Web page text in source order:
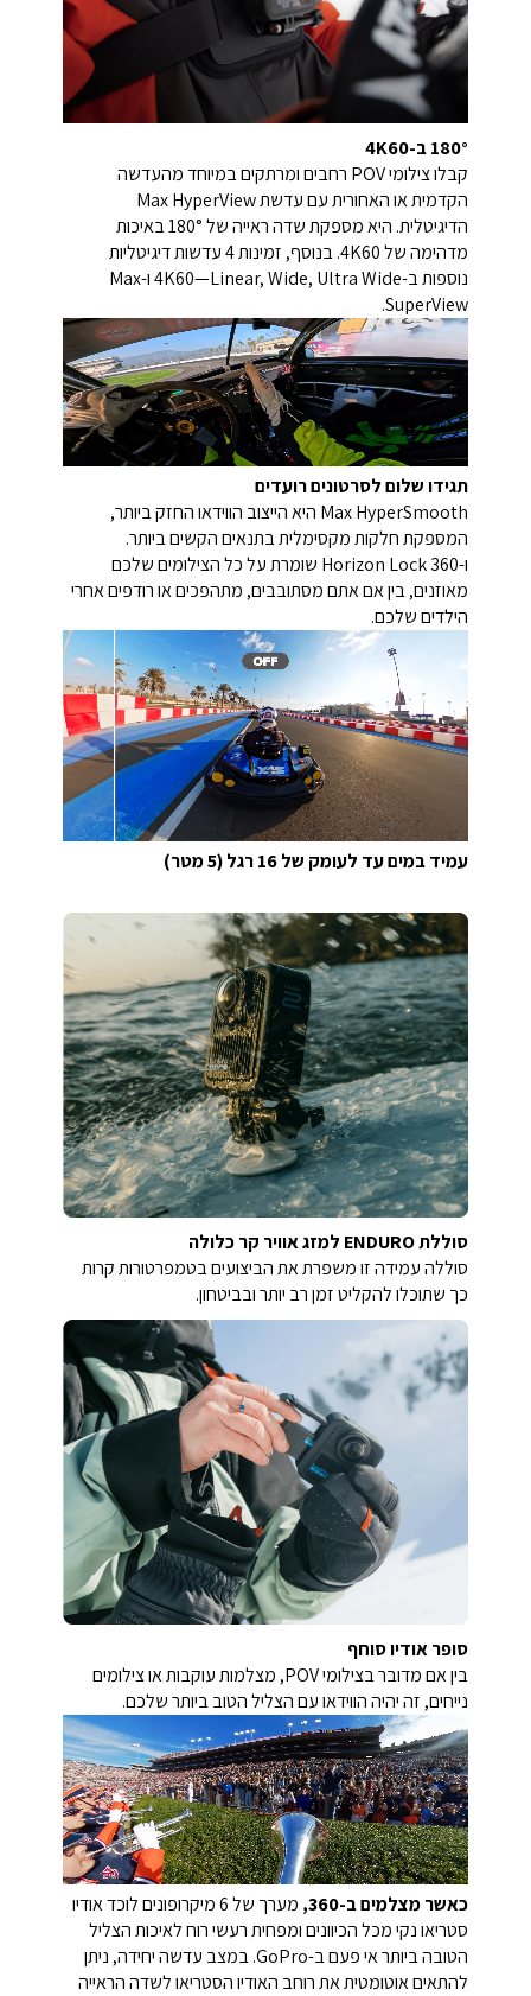
180° ב-4K60
קבלו צילומי POV רחבים ומרתקים במיוחד מהעדשה
הקדמית או האחורית עם עדשת Max HyperView
הדיגיטלית. היא מספקת שדה ראייה של 180° באיכות
מדהימה של 4K60. בנוסף, זמינות 4 עדשות דיגיטליות
נוספות ב-4K60—Linear, Wide, Ultra Wide ו-Max
SuperView.
תגידו שלום לסרטונים רועדים
Max HyperSmooth היא הייצוב הווידאו החזק ביותר,
המספקת חלקות מקסימלית בתנאים הקשים ביותר.
ו-360 Horizon Lock שומרת על כל הצילומים שלכם
מאוזנים, בין אם אתם מסתובבים, מתהפכים או רודפים אחרי
הילדים שלכם.
עמיד במים עד לעומק של 16 רגל (5 מטר)
סוללת ENDURO למזג אוויר קר כלולה
סוללה עמידה זו משפרת את הביצועים בטמפרטורות קרות
כך שתוכלו להקליט זמן רב יותר ובביטחון.
סופר אודיו סוחף
בין אם מדובר בצילומי POV, מצלמות עוקבות או צילומים
נייחים, זה יהיה הווידאו עם הצליל הטוב ביותר שלכם.
כאשר מצלמים ב-360,
מערך של 6 מיקרופונים לוכד אודיו
סטריאו נקי מכל הכיוונים ומפחית רעשי רוח לאיכות הצליל
הטובה ביותר אי פעם ב-GoPro. במצב עדשה יחידה, ניתן
להתאים אוטומטית את רוחב האודיו הסטריאו לשדה הראייה